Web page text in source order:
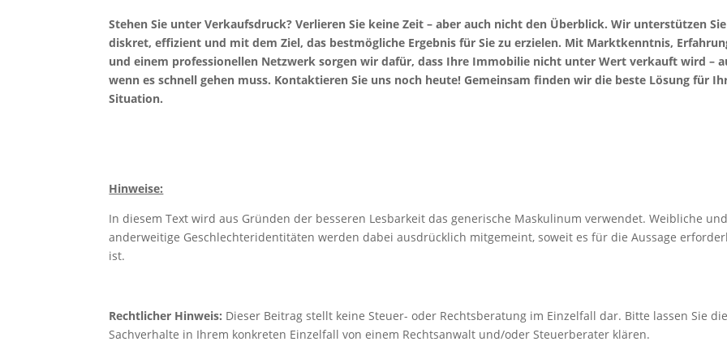
Stehen Sie unter Verkaufsdruck? Verlieren Sie keine Zeit – aber auch nicht den Überblick. Wir unterstützen Sie
diskret, effizient und mit dem Ziel, das bestmögliche Ergebnis für Sie zu erzielen. Mit Marktkenntnis,
und einem professionellen Netzwerk sorgen wir dafür, dass Ihre Immobilie nicht unter Wert verkauft wird –
wenn es schnell gehen muss. Kontaktieren Sie uns noch heute! Gemeinsam finden wir die beste Lösung für
Situation.
Hinweise:
In diesem Text wird aus Gründen der besseren Lesbarkeit das generische Maskulinum verwendet. Weibliche und
anderweitige Geschlechteridentitäten werden dabei ausdrücklich mitgemeint, soweit es für die Aussage
ist.
Rechtlicher Hinweis: Dieser Beitrag stellt keine Steuer- oder Rechtsberatung im Einzelfall dar. Bitte lassen Sie die
Sachverhalte in Ihrem konkreten Einzelfall von einem Rechtsanwalt und/oder Steuerberater klären.